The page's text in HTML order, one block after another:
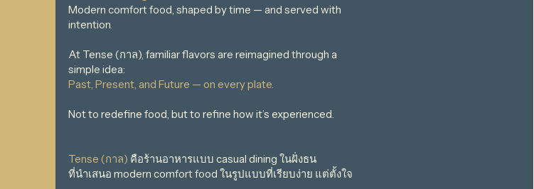
Modern comfort food, shaped by time — and served with
intention.
At Tense (กาล), familiar flavors are reimagined through a
simple idea:
Past, Present, and Future — on every plate.
Not to redefine food, but to refine how it’s experienced.
Tense (กาล) คือร้านอาหารแบบ casual dining ในฝั่งธน
ที่นำเสนอ modern comfort food ในรูปแบบที่เรียบง่าย แต่ตั้งใจ